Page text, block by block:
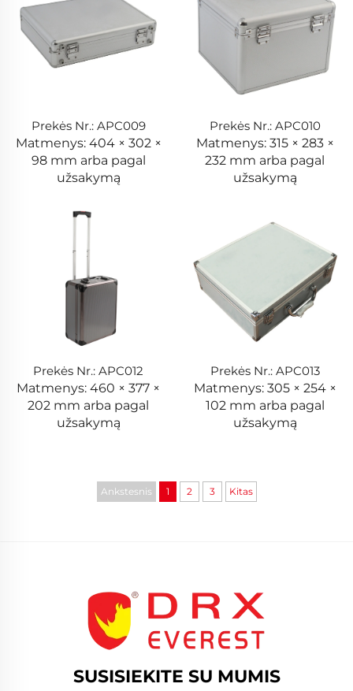
Prekės Nr.: APC009
Matmenys: 404 × 302 ×
98 mm arba pagal
užsakymą
Prekės Nr.: APC010
Matmenys: 315 × 283 ×
232 mm arba pagal
užsakymą
Prekės Nr.: APC012
Matmenys: 460 × 377 ×
202 mm arba pagal
užsakymą
Prekės Nr.: APC013
Matmenys: 305 × 254 ×
102 mm arba pagal
užsakymą
Ankstesnis 1 2 3 Kitas
SUSISIEKITE SU MUMIS